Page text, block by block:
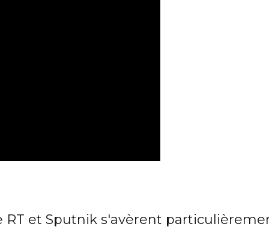
RT et Sputnik s'avèrent